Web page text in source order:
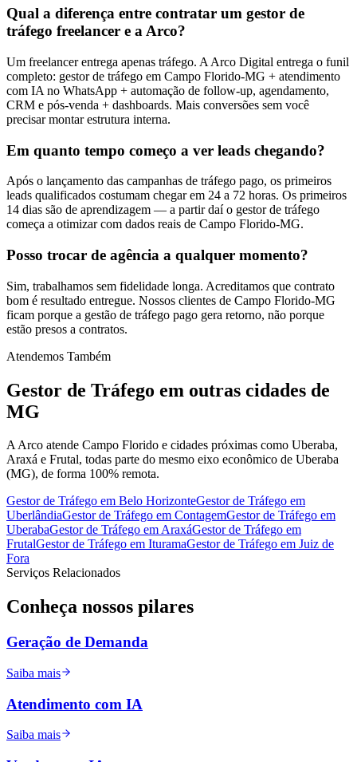
Qual a diferença entre contratar um gestor de
tráfego freelancer e a Arco?
Um freelancer entrega apenas tráfego. A Arco Digital entrega o funil
completo: gestor de tráfego em Campo Florido-MG + atendimento
com IA no WhatsApp + automação de follow-up, agendamento,
CRM e pós-venda + dashboards. Mais conversões sem você
precisar montar estrutura interna.
Em quanto tempo começo a ver leads chegando?
Após o lançamento das campanhas de tráfego pago, os primeiros
leads qualificados costumam chegar em 24 a 72 horas. Os primeiros
14 dias são de aprendizagem — a partir daí o gestor de tráfego
começa a otimizar com dados reais de Campo Florido-MG.
Posso trocar de agência a qualquer momento?
Sim, trabalhamos sem fidelidade longa. Acreditamos que contrato
bom é resultado entregue. Nossos clientes de Campo Florido-MG
ficam porque a gestão de tráfego pago gera retorno, não porque
estão presos a contratos.
Atendemos Também
Gestor de Tráfego em outras cidades de
MG
A Arco atende Campo Florido e cidades próximas como Uberaba,
Araxá e Frutal, todas parte do mesmo eixo econômico de Uberaba
(MG), de forma 100% remota.
Gestor de Tráfego em Belo HorizonteGestor de Tráfego em
UberlândiaGestor de Tráfego em ContagemGestor de Tráfego em
UberabaGestor de Tráfego emAraxáGestor de Tráfego em
FrutalGestor de Tráfego em IturamaGestor de Tráfego em Juiz de
Fora
Serviços Relacionados
Conheça nossos pilares
Geração de Demanda
Saiba mais
Atendimento com IA
Saiba mais